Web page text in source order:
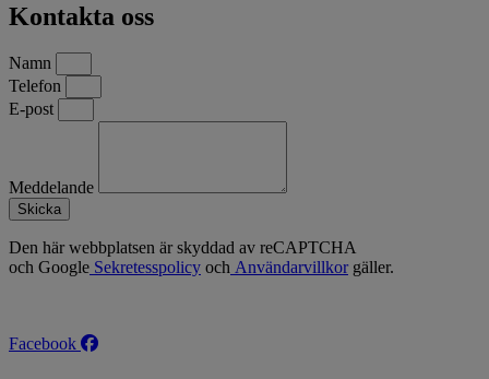
Kontakta oss
Namn
Telefon
E-post
Meddelande
Skicka
Den här webbplatsen är skyddad av reCAPTCHA
och Google Sekretesspolicy och Användarvillkor gäller.
Facebook